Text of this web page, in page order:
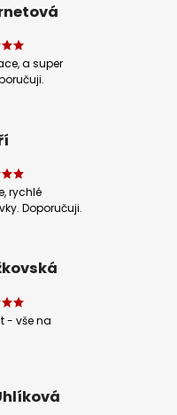
a super
rychlé
Doporučuji.
- vše na